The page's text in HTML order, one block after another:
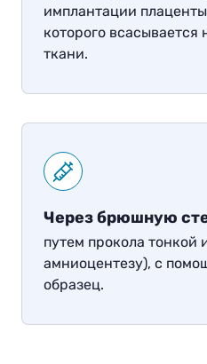
имплантации
которого
ткани.
Через брюшную
путем прокола тонкой
амниоцентезу), с
образец.